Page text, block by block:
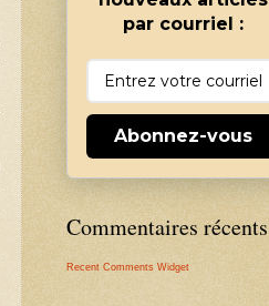
par courriel :
Abonnez-vous
Commentaires récents
Recent Comments Widget